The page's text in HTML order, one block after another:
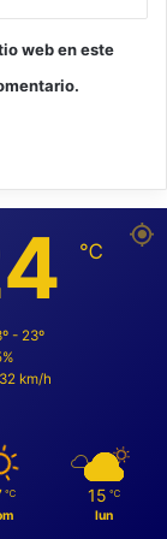
web en este
℃
- 23º
km/h
℃ 15 ℃
lun